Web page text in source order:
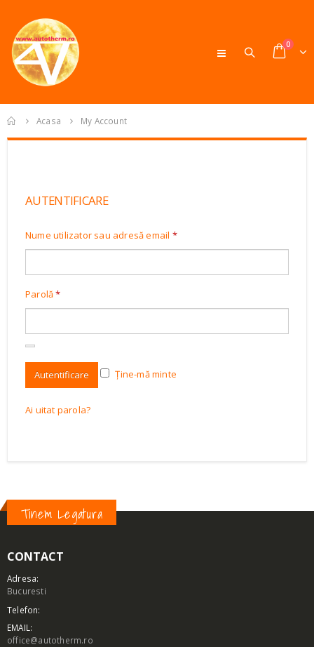
0
Acasa My Account
AUTENTIFICARE
Nume utilizator sau adresă email *
Parolă*
Autentificare Ține-mă minte
Ai uitat parola?
Tinem Legatura
CONTACT
Adresa:
Bucuresti
Telefon:
EMAIL:
office@autotherm.ro